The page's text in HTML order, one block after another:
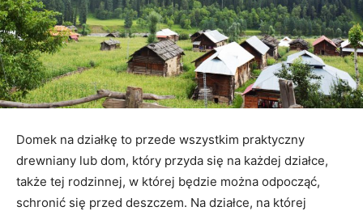
Domek na działkę to przede wszystkim praktyczny
drewniany lub dom, który przyda się na każdej działce,
także tej rodzinnej, w której będzie można odpocząć,
schronić się przed deszczem. Na działce, na której